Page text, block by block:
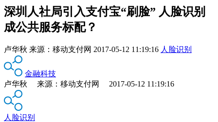
深圳人社局引入支付宝“刷脸” 人脸识别
成公共服务标配？
卢华秋 来源： 移动支付网 2017-05-12 11:19:16 人脸识别
金融科技
卢华秋 来源：移动支付网 2017-05-12 11:19:16
人脸识别